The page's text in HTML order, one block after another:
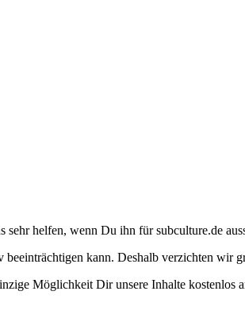
sehr helfen, wenn Du ihn für subculture.de
kann. Deshalb verzichten wir
Möglichkeit Dir unsere Inhalte